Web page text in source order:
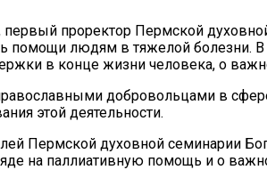
первый проректор Пермской
помощи людям в тяжелой болезни.
в конце жизни человека, о
добровольцами в
этой деятельности.
Пермской духовной семинарии
на паллиативную помощь и о